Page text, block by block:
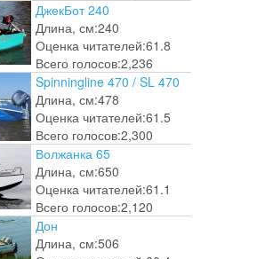
ДжекБот 240
Длина, см:240
Оценка читателей:61.8
Всего голосов:2,236
Spinningline 470 / SL 470
Длина, см:478
Оценка читателей:61.5
Всего голосов:2,300
Волжанка 65
Длина, см:650
Оценка читателей:61.1
Всего голосов:2,120
Дон
Длина, см:506